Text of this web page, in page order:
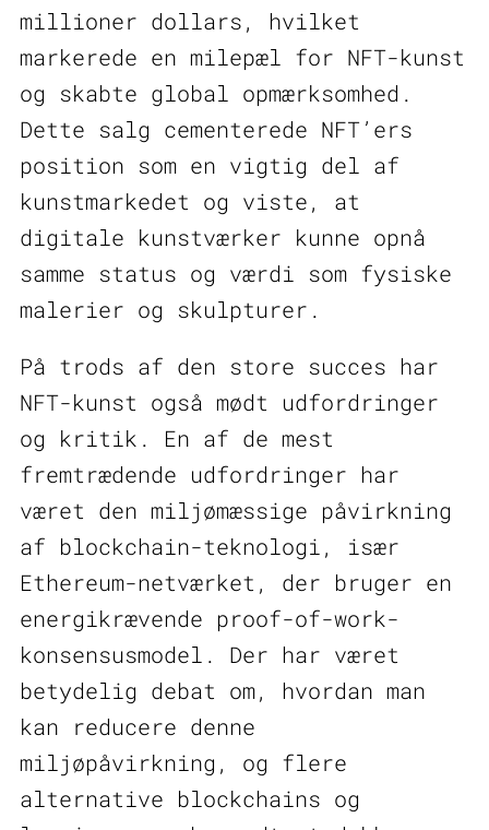
millioner dollars, hvilket
markerede en milepæl for NFT-kunst
og skabte global opmærksomhed.
Dette salg cementerede NFT’ers
position som en vigtig del af
kunstmarkedet og viste, at
digitale kunstværker kunne opnå
samme status og værdi som fysiske
malerier og skulpturer.
På trods af den store succes har
NFT-kunst også mødt udfordringer
og kritik. En af de mest
fremtrædende udfordringer har
været den miljømæssige påvirkning
af blockchain-teknologi, især
Ethereum-netværket, der bruger en
energikrævende proof-of-work-
konsensusmodel. Der har været
betydelig debat om, hvordan man
kan reducere denne
miljøpåvirkning, og flere
alternative blockchains og